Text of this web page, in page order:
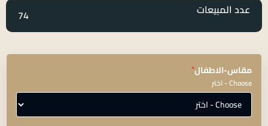
عدد المبيعات 74
مقاس-الاطفال*
Choose - اختر